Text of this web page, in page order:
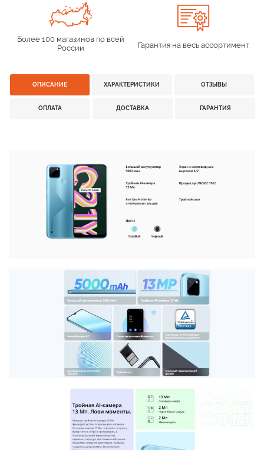
Более 100 магазинов по всей
России
Гарантия на весь ассортимент
ОПИСАНИЕ ХАРАКТЕРИСТИКИ ОТЗЫВЫ
ОПЛАТА ДОСТАВКА ГАРАНТИЯ